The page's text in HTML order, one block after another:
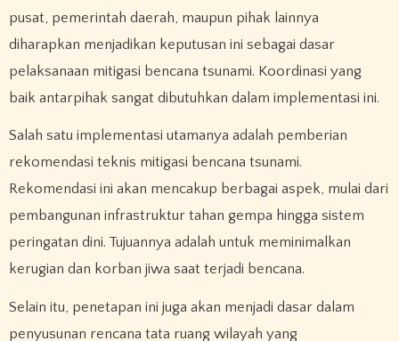
pusat, pemerintah daerah, maupun pihak lainnya
diharapkan menjadikan keputusan ini sebagai dasar
pelaksanaan mitigasi bencana tsunami. Koordinasi yang
baik antarpihak sangat dibutuhkan dalam implementasi ini.
Salah satu implementasi utamanya adalah pemberian
rekomendasi teknis mitigasi bencana tsunami.
Rekomendasi ini akan mencakup berbagai aspek, mulai dari
pembangunan infrastruktur tahan gempa hingga sistem
peringatan dini. Tujuannya adalah untuk meminimalkan
kerugian dan korban jiwa saat terjadi bencana.
Selain itu, penetapan ini juga akan menjadi dasar dalam
penyusunan rencana tata ruang wilayah yang